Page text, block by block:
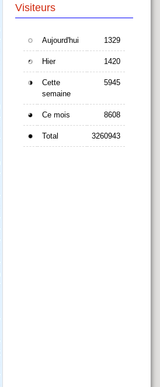
Visiteurs
Aujourd'hui 1329
Hier 1420
Cette
semaine
5945
Ce mois 8608
Total 3260943